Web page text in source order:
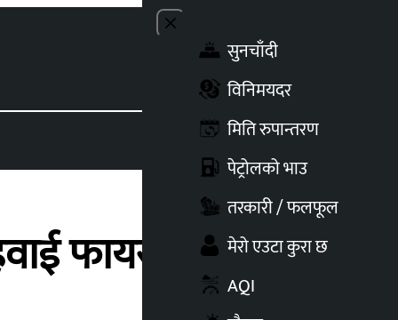
Close menu
सुनचाँदी
विनिमयदर
मिति रुपान्तरण
पेट्रोलको भाउ
तरकारी / फलफूल
मेरो एउटा कुरा छ
AQI
फायर